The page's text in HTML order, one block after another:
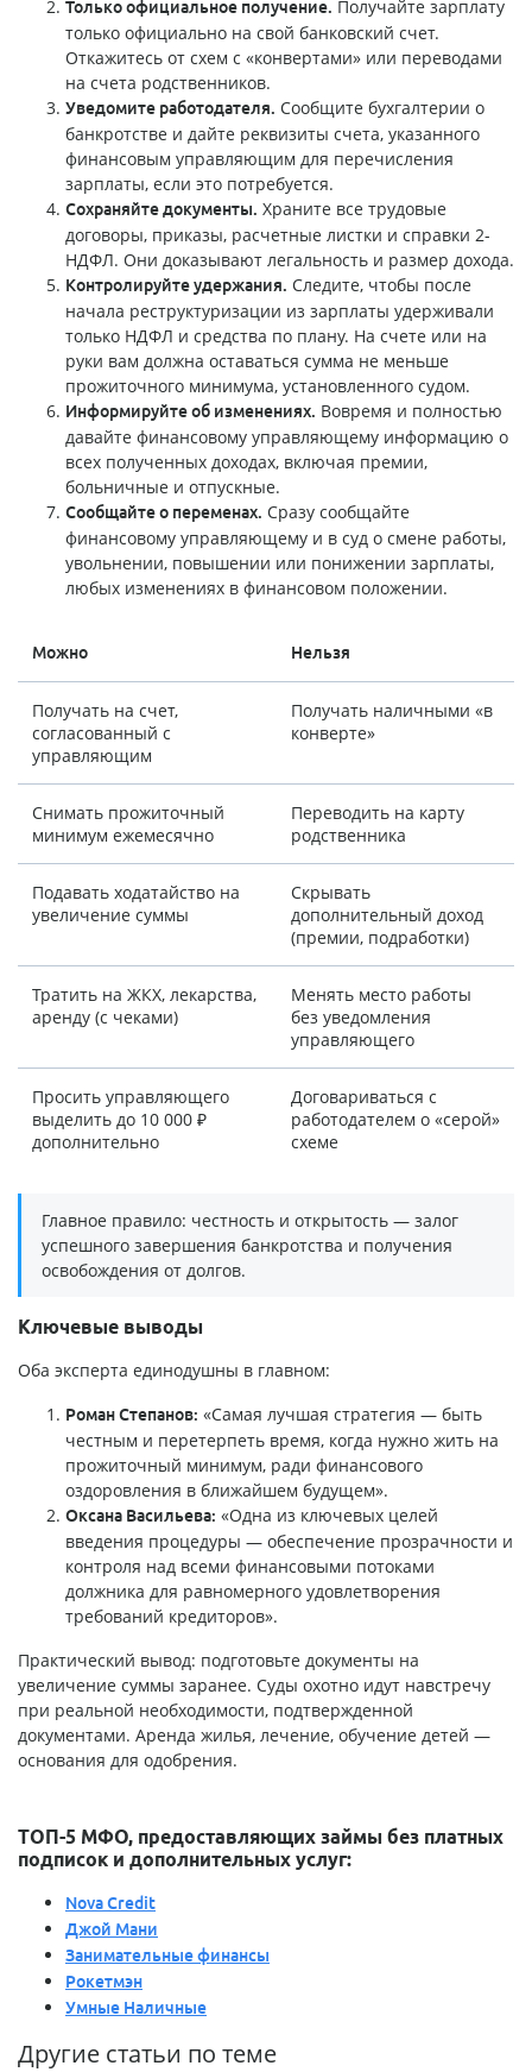
Только официальное получение. Получайте зарплату
только официально на свой банковский счет.
Откажитесь от схем с «конвертами» или переводами
на счета родственников.
Уведомите работодателя. Сообщите бухгалтерии о
банкротстве и дайте реквизиты счета, указанного
финансовым управляющим для перечисления
зарплаты, если это потребуется.
Сохраняйте документы. Храните все трудовые
договоры, приказы, расчетные листки и справки 2-
НДФЛ. Они доказывают легальность и размер дохода.
Контролируйте удержания. Следите, чтобы после
начала реструктуризации из зарплаты удерживали
только НДФЛ и средства по плану. На счете или на
руки вам должна оставаться сумма не меньше
прожиточного минимума, установленного судом.
Информируйте об изменениях. Вовремя и полностью
давайте финансовому управляющему информацию о
всех полученных доходах, включая премии,
больничные и отпускные.
Сообщайте о переменах. Сразу сообщайте
финансовому управляющему и в суд о смене работы,
увольнении, повышении или понижении зарплаты,
любых изменениях в финансовом положении.
Можно Нельзя
Получать на счет,
согласованный с
управляющим
Получать наличными «в
конверте»
Снимать прожиточный
минимум ежемесячно
Переводить на карту
родственника
Подавать ходатайство на
увеличение суммы
Скрывать
дополнительный доход
(премии, подработки)
Тратить на ЖКХ, лекарства,
аренду (с чеками)
Менять место работы
без уведомления
управляющего
Просить управляющего
выделить до 10 000 ₽
дополнительно
Договариваться с
работодателем о «серой»
схеме
Главное правило: честность и открытость — залог
успешного завершения банкротства и получения
освобождения от долгов.
Ключевые выводы
Оба эксперта единодушны в главном:
Роман Степанов: «Самая лучшая стратегия — быть
честным и перетерпеть время, когда нужно жить на
прожиточный минимум, ради финансового
оздоровления в ближайшем будущем».
Оксана Васильева: «Одна из ключевых целей
введения процедуры — обеспечение прозрачности и
контроля над всеми финансовыми потоками
должника для равномерного удовлетворения
требований кредиторов».
Практический вывод: подготовьте документы на
увеличение суммы заранее. Суды охотно идут навстречу
при реальной необходимости, подтвержденной
документами. Аренда жилья, лечение, обучение детей —
основания для одобрения.
ТОП-5 МФО, предоставляющих займы без платных
подписок и дополнительных услуг:
Nova Credit
Джой Мани
Занимательные финансы
Рокетмэн
Умные Наличные
Другие статьи по теме